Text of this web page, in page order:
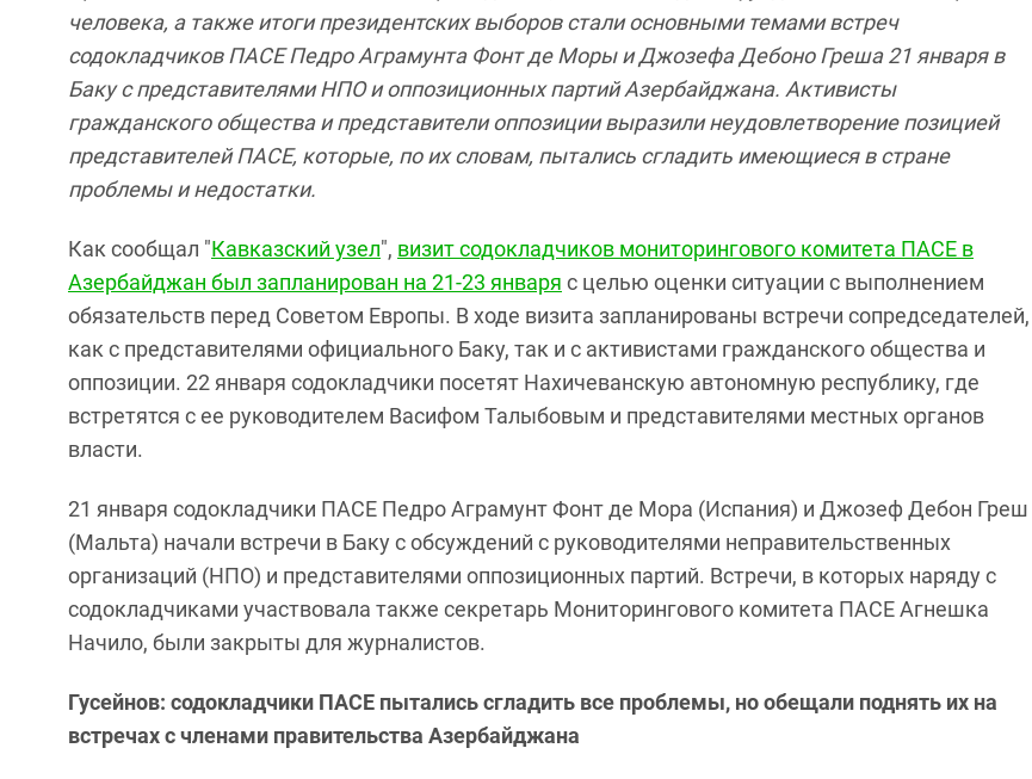
человека, а также итоги президентских выборов стали основными темами встреч
содокладчиков ПАСЕ Педро Аграмунта Фонт де Моры и Джозефа Дебоно Греша 21 января в
Баку с представителями НПО и оппозиционных партий Азербайджана. Активисты
гражданского общества и представители оппозиции выразили неудовлетворение позицией
представителей ПАСЕ, которые, по их словам, пытались сгладить имеющиеся в стране
проблемы и недостатки.
Как сообщал "Кавказский узел", визит содокладчиков мониторингового комитета ПАСЕ в
Азербайджан был запланирован на 21-23 января с целью оценки ситуации с выполнением
обязательств перед Советом Европы. В ходе визита запланированы встречи сопредседателей,
как с представителями официального Баку, так и с активистами гражданского общества и
оппозиции. 22 января содокладчики посетят Нахичеванскую автономную республику, где
встретятся с ее руководителем Васифом Талыбовым и представителями местных органов
власти.
21 января содокладчики ПАСЕ Педро Аграмунт Фонт де Мора (Испания) и Джозеф Дебон Греш
(Мальта) начали встречи в Баку с обсуждений с руководителями неправительственных
организаций (НПО) и представителями оппозиционных партий. Встречи, в которых наряду с
содокладчиками участвовала также секретарь Мониторингового комитета ПАСЕ Агнешка
Начило, были закрыты для журналистов.
Гусейнов: содокладчики ПАСЕ пытались сгладить все проблемы, но обещали поднять их на
встречах с членами правительства Азербайджана